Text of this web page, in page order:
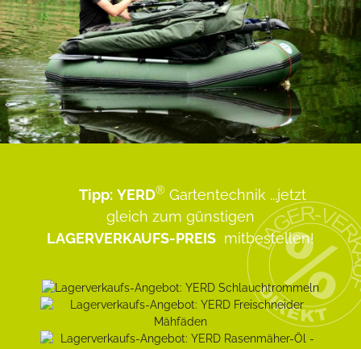
Tipp: YERD® Gartentechnik ...jetzt
gleich zum günstigen
LAGERVERKAUFS-PREIS mitbestellen!